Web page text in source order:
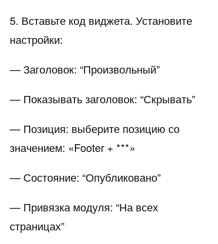
5. Вставьте код виджета. Установите
настройки:
— Заголовок: “Произвольный”
— Показывать заголовок: “Скрывать”
— Позиция: выберите позицию со
значением: «Footer + ***»
— Состояние: “Опубликовано”
— Привязка модуля: “На всех
страницах”